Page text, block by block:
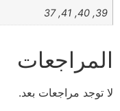
39, 40, 41, 37
المراجعات
لا توجد مراجعات بعد.